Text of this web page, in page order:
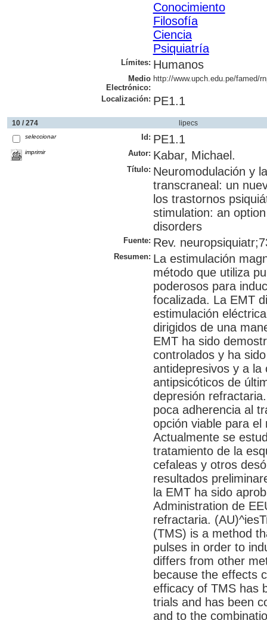
Conocimiento
Filosofía
Ciencia
Psiquiatría
Límites: Humanos
Medio
Electrónico:
http://www.upch.edu.pe/famed/
Localización: PE1.1
10 / 274 lipecs
seleccionar
imprimir
Id: PE1.1
Autor: Kabar, Michael.
Título: Neuromodulación y
transcraneal: un
los trastornos
stimulation: an
disorders
Fuente: Rev.
Resumen: La estimulación
método que utiliza
poderosos para
focalizada. La EMT
estimulación
dirigidos de una
EMT ha sido
controlados y ha
antidepresivos y a la
antipsicóticos de
depresión
poca adherencia al
opción viable para
Actualmente se
tratamiento de la
cefaleas y otros
resultados
la EMT ha sido
Administration de
refractaria.
(TMS) is a method
pulses in order to
differs from other
because the effects
efficacy of TMS has
trials and has been
and to the